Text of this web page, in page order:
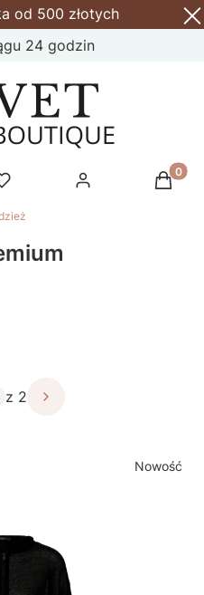
od 500 złotych
24 godzin
z 2
Nowość